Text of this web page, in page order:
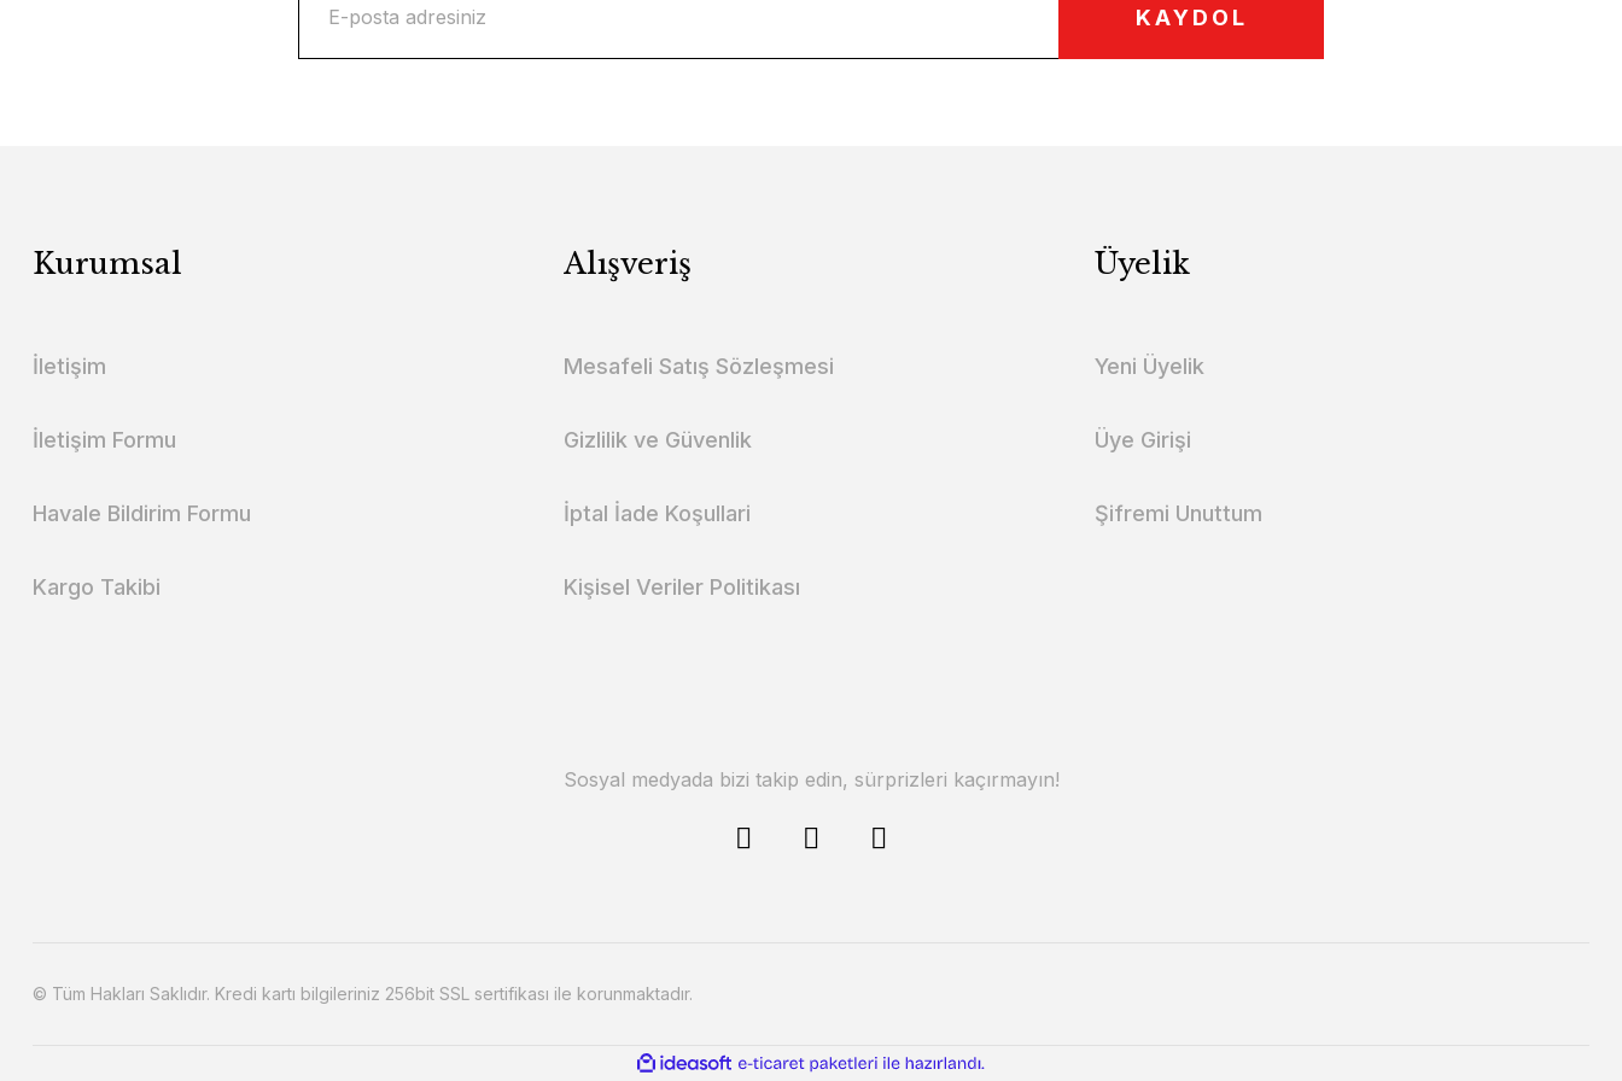
KAYDOL
Kurumsal
İletişim
İletişim Formu
Havale Bildirim Formu
Kargo Takibi
Alışveriş
Mesafeli Satış Sözleşmesi
Gizlilik ve Güvenlik
İptal İade Koşullari
Kişisel Veriler Politikası
Üyelik
Yeni Üyelik
Üye Girişi
Şifremi Unuttum
Sosyal medyada bizi takip edin, sürprizleri kaçırmayın!
© Tüm Hakları Saklıdır. Kredi kartı bilgileriniz 256bit SSL sertifikası ile korunmaktadır.
ideasoft
e-